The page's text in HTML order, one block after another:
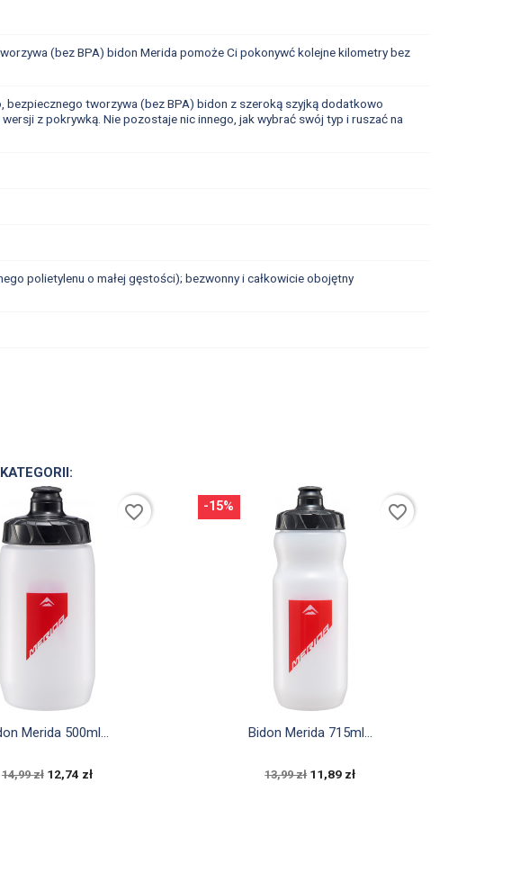
(bez BPA) bidon Merida pomoże Ci pokonywć kolejne kilometry bez
bezpiecznego tworzywa (bez BPA) bidon z szeroką szyjką dodatkowo
z pokrywką. Nie pozostaje nic innego, jak wybrać swój typ i ruszać na
polietylenu o małej gęstości); bezwonny i całkowicie obojętny
Szybki podgląd
Merida 500ml...
14,99 zł 12,74 zł
favorite_border
Szybki podgląd
Bidon Merida 715ml...
13,99 zł 11,89 zł
-15% favorite_border